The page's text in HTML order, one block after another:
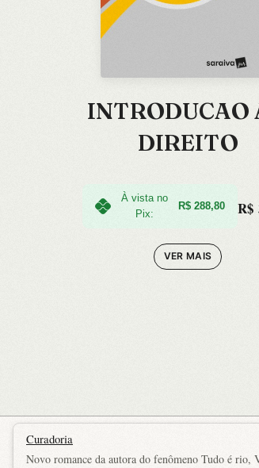
INTRODUCAO
DIREITO
À vista no
Pix:
R$ 288,80 R$
VER MAIS
Curadoria
Novo romance da autora do fenômeno Tudo é rio,